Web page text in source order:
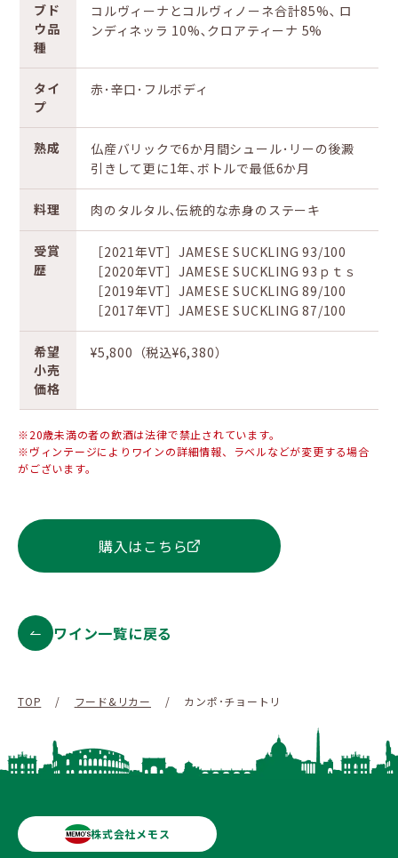
ブド
ウ品
種
コルヴィーナとコルヴィノーネ合計85%､ ロ
ンディネッラ 10%､クロアティーナ 5%
タイ
プ
赤･辛口･フルボディ
熟成
仏産バリックで6か月間シュール･リーの後澱
引きして更に1年､ボトルで最低6か月
料理 肉のタルタル､伝統的な赤身のステーキ
受賞
歴
［2021年VT］JAMESE SUCKLING 93/100
［2020年VT］JAMESE SUCKLING 93ｐｔｓ
［2019年VT］JAMESE SUCKLING 89/100
［2017年VT］JAMESE SUCKLING 87/100
希望
小売
価格
¥5,800（税込¥6,380）
※20歳未満の者の飲酒は法律で禁止されています。
※ヴィンテージによりワインの詳細情報、ラベルなどが変更する場合
がございます。
購入はこちら
ワイン一覧に戻る
TOP / フード&リカー / カンポ･チョートリ
株式会社メモス